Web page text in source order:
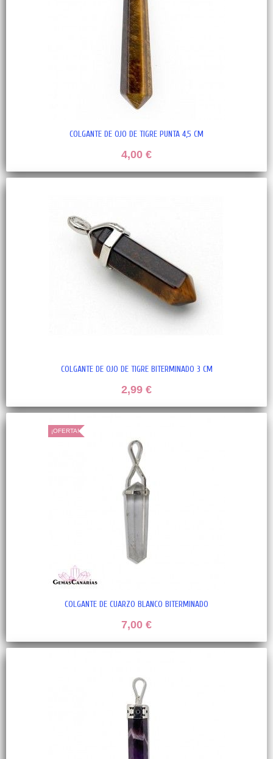
COLGANTE DE OJO DE TIGRE PUNTA 4,5 CM
4,00 €
COLGANTE DE OJO DE TIGRE BITERMINADO 3 CM
2,99 €
¡OFERTA!
COLGANTE DE CUARZO BLANCO BITERMINADO
7,00 €